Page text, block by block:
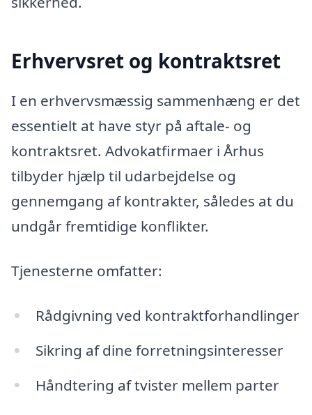
Erhvervsret og kontraktsret
I en erhvervsmæssig sammenhæng er det
essentielt at have styr på aftale- og
kontraktsret. Advokatfirmaer i Århus
tilbyder hjælp til udarbejdelse og
gennemgang af kontrakter, således at du
undgår fremtidige konflikter.
Tjenesterne omfatter:
Rådgivning ved kontraktforhandlinger
Sikring af dine forretningsinteresser
Håndtering af tvister mellem parter